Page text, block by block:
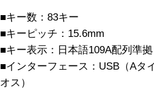
■キー数：83キー
■キーピッチ：15.6mm
■キー表示：日本語109A配列準拠
■インターフェース：USB（Aタ
オス）